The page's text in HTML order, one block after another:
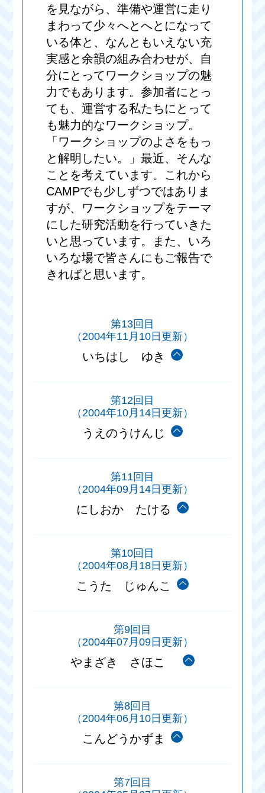
を見ながら、準備や運営に走り
まわって少々へとへとになって
いる体と、なんともいえない充
実感と余韻の組み合わせが、自
分にとってワークショップの魅
力でもあります。参加者にとっ
ても、運営する私たちにとって
も魅力的なワークショップ。
「ワークショップのよさをもっ
と解明したい。」最近、そんな
ことを考えています。これから
CAMPでも少しずつではありま
すが、ワークショップをテーマ
にした研究活動を行っていきた
いと思っています。また、いろ
いろな場で皆さんにもご報告で
きればと思います。
第13回目
（2004年11月10日更新）
いちはし ゆき
第12回目
（2004年10月14日更新）
うえのうけんじ
第11回目
（2004年09月14日更新）
にしおか たける
第10回目
（2004年08月18日更新）
こうた じゅんこ
第9回目
（2004年07月09日更新）
やまざき さほこ
第8回目
（2004年06月10日更新）
こんどうかずま
第7回目